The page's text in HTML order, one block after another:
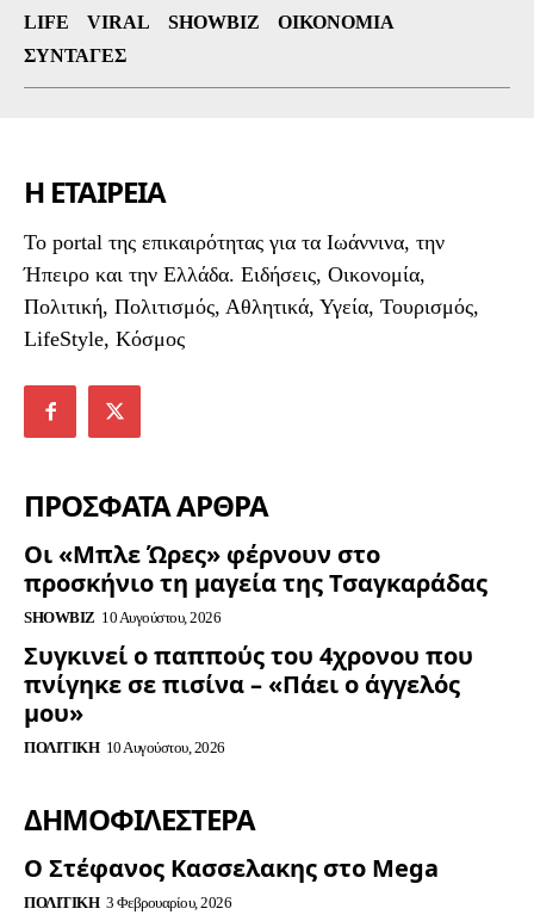
LIFE
VIRAL SHOWBIZ
ΟΙΚΟΝΟΜΊΑ
ΣΥΝΤΑΓΈΣ
Η ΕΤΑΙΡΕΙΑ
To portal της επικαιρότητας για τα Ιωάννινα, την
Ήπειρο και την Ελλάδα. Ειδήσεις, Οικονομία,
Πολιτική, Πολιτισμός, Αθλητικά, Υγεία, Τουρισμός,
LifeStyle, Κόσμος
ΠΡΟΣΦΑΤΑ ΑΡΘΡΑ
Οι «Μπλε Ώρες» φέρνουν στο
προσκήνιο τη μαγεία της Τσαγκαράδας
SHOWBIZ 10 Αυγούστου, 2026
Συγκινεί ο παππούς του 4χρονου που
πνίγηκε σε πισίνα – «Πάει ο άγγελός
μου»
ΠΟΛΙΤΙΚΉ 10 Αυγούστου, 2026
ΔΗΜΟΦΙΛΈΣΤΕΡΑ
Ο Στέφανος Κασσελακης στο Mega
ΠΟΛΙΤΙΚΉ 3 Φεβρουαρίου, 2026